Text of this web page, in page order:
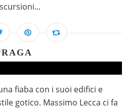
fiaba con i suoi edifici e
gotico. Massimo Lecca ci fa